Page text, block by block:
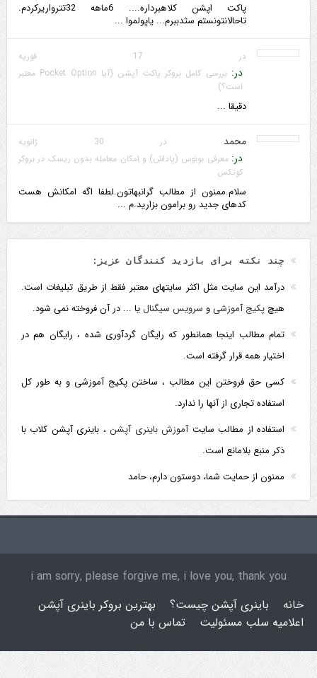
پاکت اپشن کلاهبرداره.... 6ماهه 32تترواریرکردم.
تاحالانتونستم سثدببرم... یاپولموا ...
در 17 فوریه
در:
بررسی کامل بروکر پاکت آپشن (آیا Pocket Option معتبر
است؟)
دقیقا ...
محمد در 30 ژانویه
در:معرفی بونوس (پاداش) و امکان معامله بدون ریسک در بروکر
کوتکس
سلام.ممنون از مطالب گرانبهاتون.لطفا اگه امکانش هست
کدهای جدید رو برامون بزارید.م ...
چند نکته برای بازدید کنندگان عزیز:
درآمد این سایت مثل اکثر سایتهای معتبر فقط از طریق تبلیغات است.
هیچ پکیج آموزشیو سرویس سیگنال یا ... در آن فروخته نمی شود.
تمام مطالب اینجا همانطور که رایگان گردآوری شده ، رایگان هم در
اختیار همه قرار گرفته است.
کسی حق فروختن این مطالب ، ساختن پکیج آموزشی و به طور کل
استفاده تجاری از آنها را ندارد.
استفاده از مطالب سایتآموزش باینری آپشن، باینری آپشن کلاب با
ذکر منبع بلامانع است.
ممنون از حمایت شما، دوستون دارم، حامد
i am sorry, please forgive me, i love you, thank you
خانه
باینری آپشن چیست؟
بهترین بروکر باینری آپشن
اعلامیه سلب مسئولیت
تماس با من